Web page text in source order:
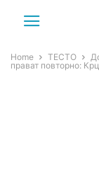
Home ТЕСТО
прават повторно: